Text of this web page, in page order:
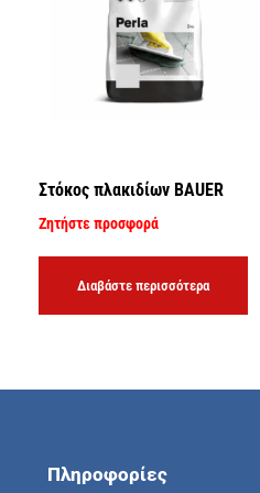
Στόκος πλακιδίων BAUER
Ζητήστε προσφορά
Διαβάστε περισσότερα
Πληροφορίες